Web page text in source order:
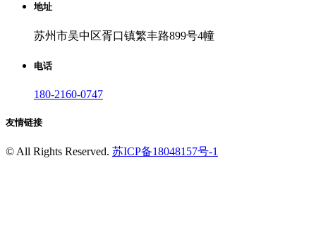
地址
苏州市吴中区胥口镇繁丰路899号4幢
电话
180-2160-0747
友情链接
©All Rights Reserved. 苏ICP备18048157号-1